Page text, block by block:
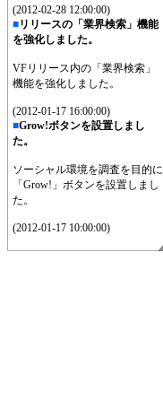
(2012-02-28 12:00:00)
■リリースの「業界検索」機能
を強化しました。
VFリリース内の「業界検索」
機能を強化しました。
(2012-01-17 16:00:00)
■Grow!ボタンを設置しまし
た。
ソーシャル環境を調査を目的に
「Grow!」ボタンを設置しまし
た。
(2012-01-17 10:00:00)